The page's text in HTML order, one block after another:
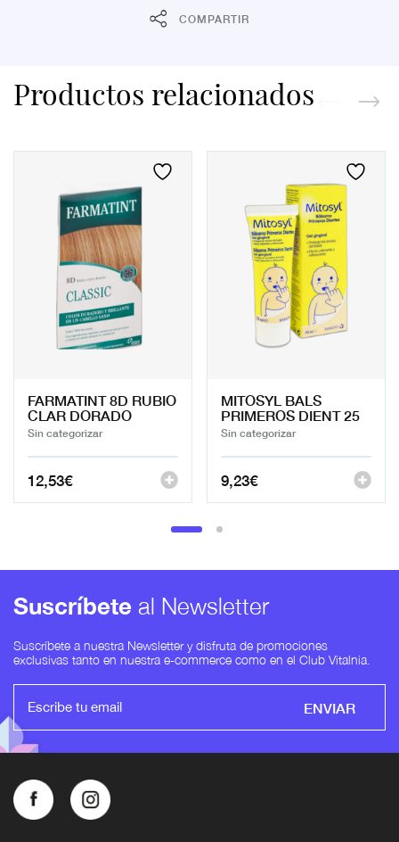
COMPARTIR
Productos relacionados
FARMATINT 8D RUBIO
CLAR DORADO
Sin categorizar
12,53€
MITOSYL BALS
PRIMEROS DIENT 25
Sin categorizar
9,23€
Suscríbete al Newsletter
Suscríbete a nuestra Newsletter y disfruta de promociones
exclusivas tanto en nuestra e-commerce como en el Club Vitalnia.
ENVIAR